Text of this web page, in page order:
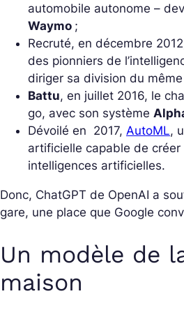
automobile autonome –
Waymo ;
Recruté, en décembre
des pionniers de
diriger sa division du
Battu, en juillet 2016, le
go, avec son système
Dévoilé en 2017, AutoML,
artificielle capable de créer
intelligences artificielles.
Donc, ChatGPT de OpenAI a
gare, une place que Google
Un modèle de
maison